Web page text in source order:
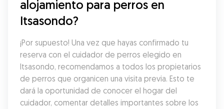
alojamiento para perros en
Itsasondo?
¡Por supuesto! Una vez que hayas confirmado tu
reserva con el cuidador de perros elegido en
Itsasondo, recomendamos a todos los propietarios
de perros que organicen una visita previa. Esto te
dará la oportunidad de conocer el hogar del
cuidador, comentar detalles importantes sobre los